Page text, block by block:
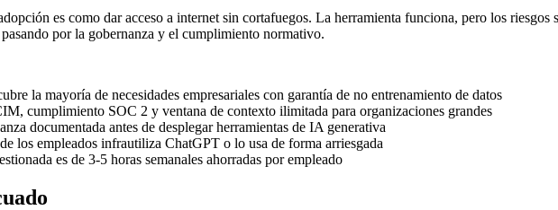
es como dar acceso a internet sin cortafuegos. La herramienta funciona, pero los
por la gobernanza y el cumplimiento normativo.
la mayoría de necesidades empresariales con garantía de no entrenamiento de datos
cumplimiento SOC 2 y ventana de contexto ilimitada para organizaciones grandes
documentada antes de desplegar herramientas de IA generativa
los empleados infrautiliza ChatGPT o lo usa de forma arriesgada
es de 3-5 horas semanales ahorradas por empleado